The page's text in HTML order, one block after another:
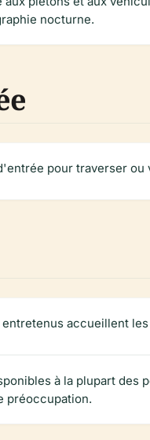
nocturne.
pour traverser ou
accueillent
à la plupart
préoccupation.